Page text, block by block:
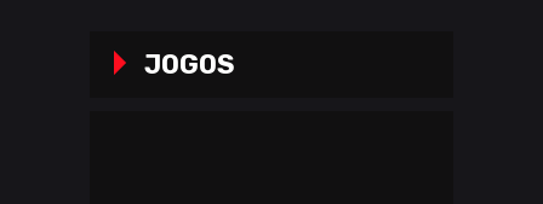
JOGOS